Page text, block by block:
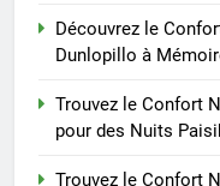
Découvrez le
Dunlopillo à
Trouvez le Confort
pour des Nuits
Trouvez le Confort